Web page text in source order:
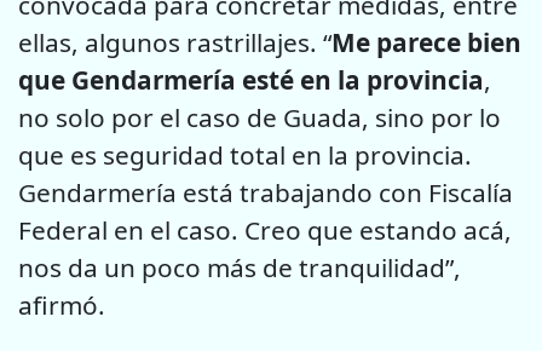
ellas, algunos rastrillajes. “Me parece bien
que Gendarmería esté en la provincia,
no solo por el caso de Guada, sino por lo
que es seguridad total en la provincia.
Gendarmería está trabajando con Fiscalía
Federal en el caso. Creo que estando acá,
nos da un poco más de tranquilidad”,
afirmó.